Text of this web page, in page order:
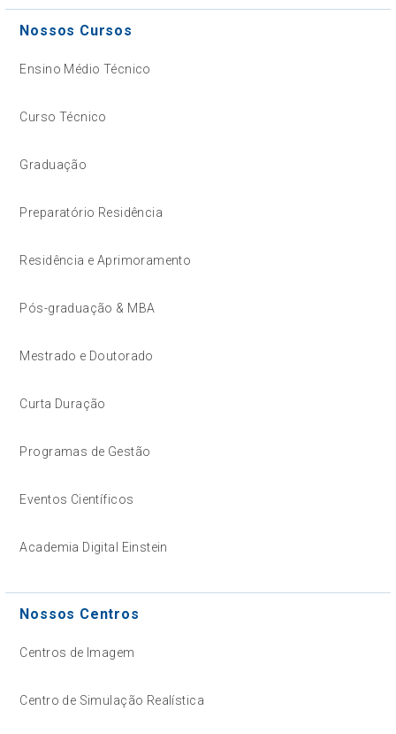
Nossos Cursos
Ensino Médio Técnico
Curso Técnico
Graduação
Preparatório Residência
Residência e Aprimoramento
Pós-graduação & MBA
Mestrado e Doutorado
Curta Duração
Programas de Gestão
Eventos Científicos
Academia Digital Einstein
Nossos Centros
Centros de Imagem
Centro de Simulação Realística